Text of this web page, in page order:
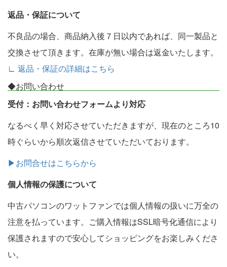
返品・保証について
不良品の場合、商品納入後７日以内であれば、同一製品と
交換させて頂きます。在庫が無い場合は返金いたします。
∟ 返品・保証の詳細はこちら
◆お問い合わせ
受付：お問い合わせフォームより対応
なるべく早く対応させていただきますが、現在のところ10
時ぐらいから順次返信させていただいております。
▶お問合せはこちらから
個人情報の保護について
中古パソコンのワットファンでは個人情報の扱いに万全の
注意を払っています。ご購入情報はSSL暗号化通信により
保護されますので安心してショッピングをお楽しみくださ
い。